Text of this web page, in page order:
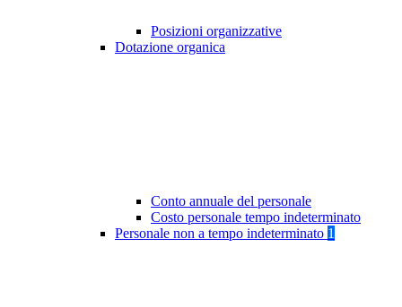
Posizioni organizzative
Dotazione organica
Conto annuale del personale
Costo personale tempo indeterminato
Personale non a tempo indeterminato 1